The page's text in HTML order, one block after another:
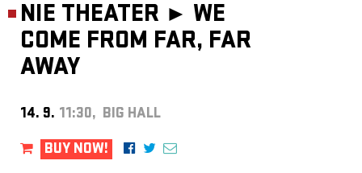
NIE THEATER ► WE
COME FROM FAR, FAR
AWAY
14. 9. 11:30, BIG HALL
BUY NOW!